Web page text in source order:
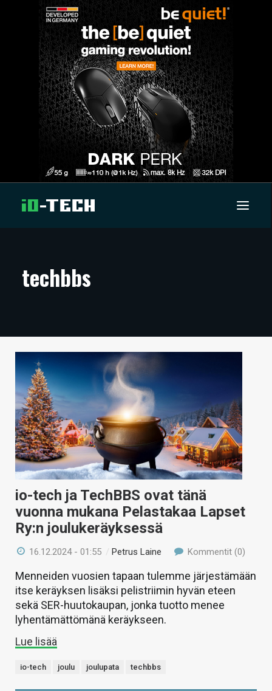
ARTIKKELIT
TECHBBS
TIETOA
HINTA.FI
KAUPPA
VAIHDA TEEMA
HAKU
techbbs
io-tech ja TechBBS ovat tänä
vuonna mukana Pelastakaa Lapset
Ry:n joulukeräyksessä
16.12.2024 - 01:55 /Petrus Laine Kommentit (0)
Menneiden vuosien tapaan tulemme järjestämään
itse keräyksen lisäksi pelistriimin hyvän eteen
sekä SER-huutokaupan, jonka tuotto menee
lyhentämättömänä keräykseen.
Lue lisää
io-tech joulu joulupata techbbs